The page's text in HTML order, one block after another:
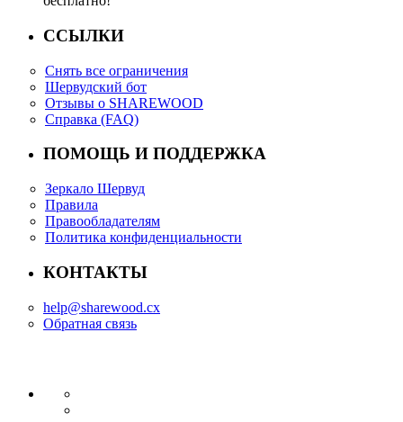
ССЫЛКИ
Снять все ограничения
Шервудский бот
Отзывы о SHAREWOOD
Справка (FAQ)
ПОМОЩЬ И ПОДДЕРЖКА
Зеркало Шервуд
Правила
Правообладателям
Политика конфиденциальности
КОНТАКТЫ
help@sharewood.cx
Обратная связь